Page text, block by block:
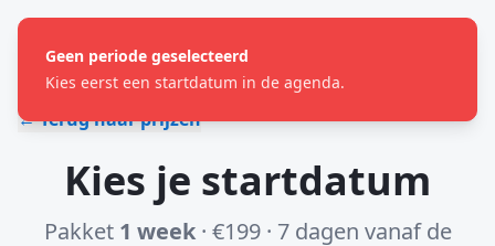
Geen periode geselecteerd
Kies eerst een startdatum in de agenda.
← Terug naar prijzen
Kies je startdatum
Pakket 1 week· €199· 7dagen vanaf de